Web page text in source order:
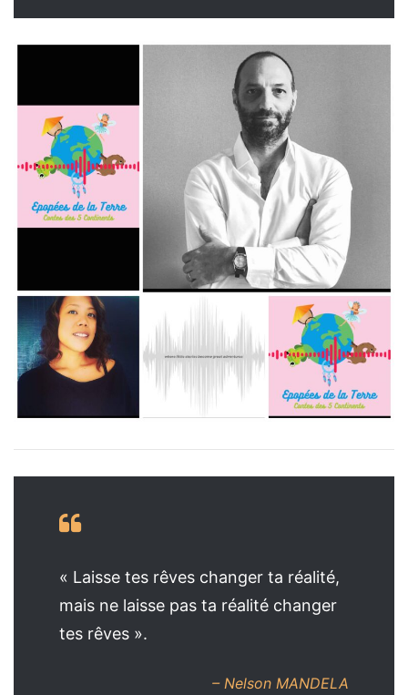
« Laisse tes rêves changer ta réalité,
mais ne laisse pas ta réalité changer
tes rêves ».
– Nelson MANDELA